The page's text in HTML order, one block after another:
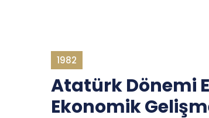
1982
Atatürk Dönemi
Ekonomik